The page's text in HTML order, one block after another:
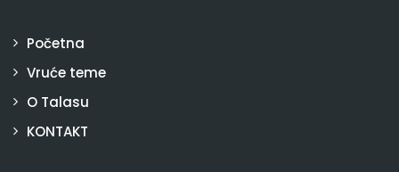
Početna
Vruće teme
O Talasu
KONTAKT